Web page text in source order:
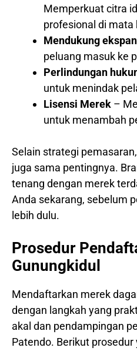
Memperkuat citra
profesional di mata
Mendukung
peluang masuk ke
Perlindungan
untuk menindak
Lisensi Merek –
untuk menambah
Selain strategi
juga sama pentingnya.
tenang dengan merek
Anda sekarang, sebelum
lebih dulu.
Prosedur
Gunungkidul
Mendaftarkan merek
dengan langkah yang
akal dan pendampingan
Patendo. Berikut